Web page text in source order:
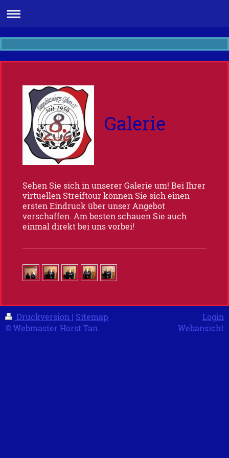
Galerie
Sehen Sie sich in unserer Galerie um! Bei Ihrer
virtuellen Streiftour können Sie sich einen
ersten Eindruck über unser Angebot
verschaffen. Am besten schauen Sie auch
einmal direkt bei uns vorbei!
Druckversion | Sitemap
© Webmaster Horst Tan
Login
Webansicht